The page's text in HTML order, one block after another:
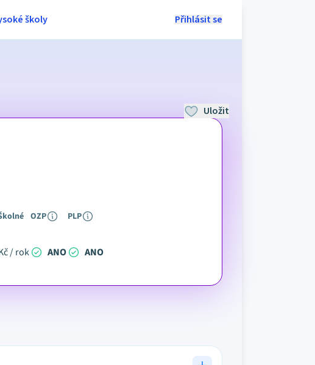
Přihlásit se
školy
OZP PLP
/ rok ANO ANO
Uložit